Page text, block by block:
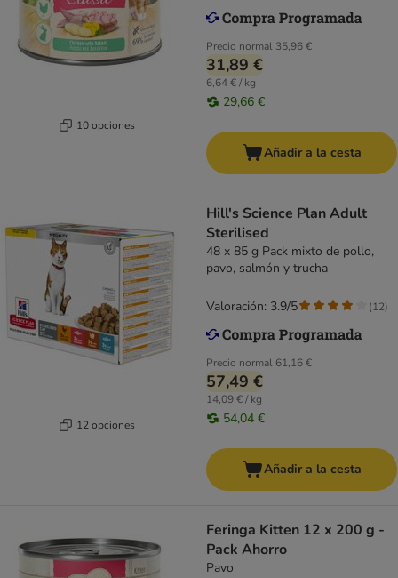
10 opciones
Precio normal 35,96 €
31,89 €
6,64 € / kg
29,66 €
Añadir a la cesta
12 opciones
Hill's Science Plan Adult
Sterilised
48 x 85 g Pack mixto de pollo,
pavo, salmón y trucha
Precio normal 61,16 €
57,49 €
14,09 € / kg
54,04 €
Valoración: 3.9/5 (12)
Añadir a la cesta
Feringa Kitten 12 x 200 g -
Pack Ahorro
Pavo